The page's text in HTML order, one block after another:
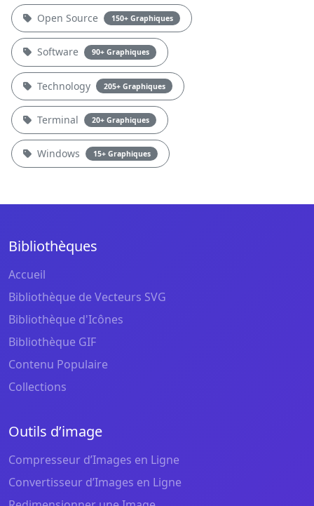
Open Source 150+ Graphiques
Software 90+ Graphiques
Technology 205+ Graphiques
Terminal 20+ Graphiques
Windows 15+ Graphiques
Bibliothèques
Accueil
Bibliothèque de Vecteurs SVG
Bibliothèque d'Icônes
Bibliothèque GIF
Contenu Populaire
Collections
Outils d’image
Compresseur d’Images en Ligne
Convertisseur d’Images en Ligne